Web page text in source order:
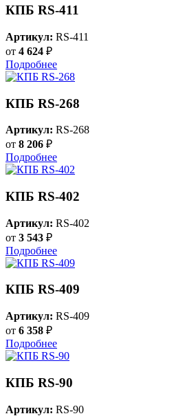
КПБ RS-411
Артикул: RS-411
от 4 624 ₽
Подробнее
КПБ RS-268
Артикул: RS-268
от 8 206 ₽
Подробнее
КПБ RS-402
Артикул: RS-402
от 3 543 ₽
Подробнее
КПБ RS-409
Артикул: RS-409
от 6 358 ₽
Подробнее
КПБ RS-90
Артикул: RS-90